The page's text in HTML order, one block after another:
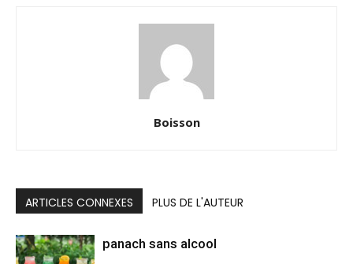
Boisson
ARTICLES CONNEXES PLUS DE L'AUTEUR
panach sans alcool